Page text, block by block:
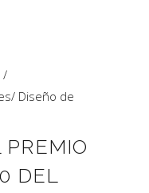
/ Diseño de
DEL